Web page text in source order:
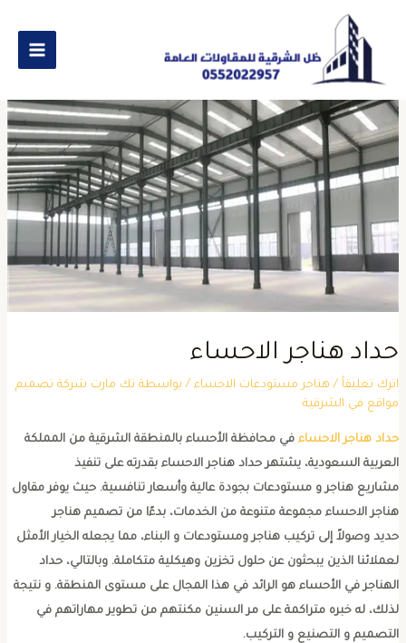
هناجر الاحساء
تعليقاً / هناجر مستودعات الاحساء/ بواسطة تك مارت شركة تصميم
في الشرقية
هناجر الاحساء في محافظة الأحساء بالمنطقة الشرقية من المملكة
السعودية، يشتهر حداد هناجر الاحساء بقدرته على تنفيذ
هناجر و مستودعات بجودة عالية وأسعار تنافسية. حيث يوفر مقاول
الاحساء مجموعة متنوعة من الخدمات، بدءًا من تصميم هناجر
وصولاً إلى تركيب هناجر ومستودعات و البناء، مما يجعله الخيار الأمثل
الذين يبحثون عن حلول تخزين وهيكلية متكاملة. وبالتالي، حداد
في الأحساء هو الرائد في هذا المجال على مستوى المنطقة. و نتيجة
له خبره متراكمة على مر السنين مكنتهم من تطوير مهاراتهم في
و التصنيع و التركيب.